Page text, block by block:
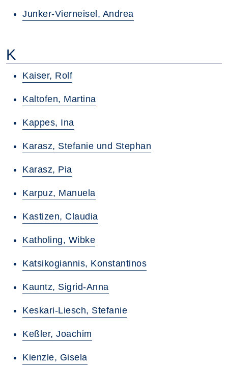
Junker-Vierneisel, Andrea
K
Kaiser, Rolf
Kaltofen, Martina
Kappes, Ina
Karasz, Stefanie und Stephan
Karasz, Pia
Karpuz, Manuela
Kastizen, Claudia
Katholing, Wibke
Katsikogiannis, Konstantinos
Kauntz, Sigrid-Anna
Keskari-Liesch, Stefanie
Keßler, Joachim
Kienzle, Gisela